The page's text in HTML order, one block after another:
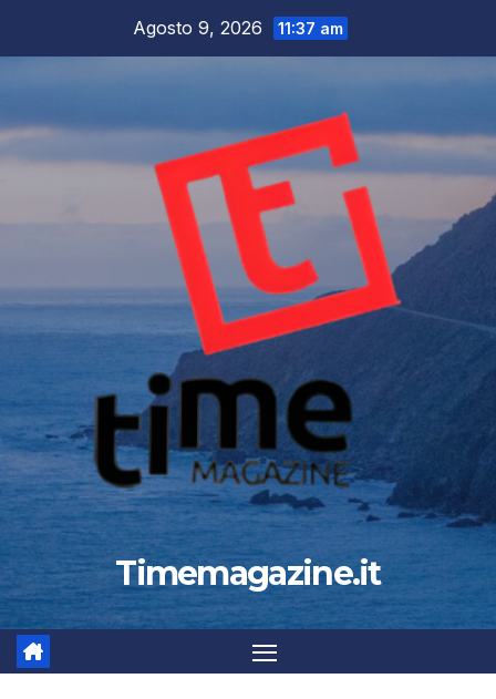
Agosto 9, 2026 11:37 am
Timemagazine.it